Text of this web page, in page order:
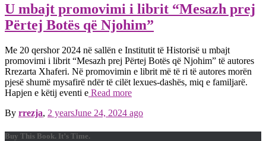
U mbajt promovimi i librit “Mesazh prej
Përtej Botës që Njohim”
Me 20 qershor 2024 në sallën e Institutit të Historisë u mbajt
promovimi i librit “Mesazh prej Përtej Botës që Njohim” të autores
Rrezarta Xhaferi. Në promovimin e librit më të ri të autores morën
pjesë shumë mysafirë ndër të cilët lexues-dashës, miq e familjarë.
Hapjen e këtij eventi e Read more
By rrezja, 2 yearsJune 24, 2024 ago
Buy This Book. It’s Time.